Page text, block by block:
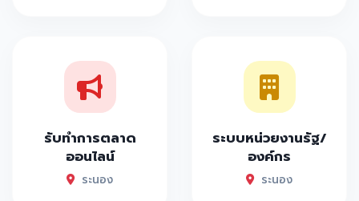
รับทำการตลาด
ออนไลน์
ระนอง
ระบบหน่วยงานรัฐ/
องค์กร
ระนอง